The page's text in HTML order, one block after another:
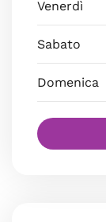
Venerdì
Sabato
Domenica